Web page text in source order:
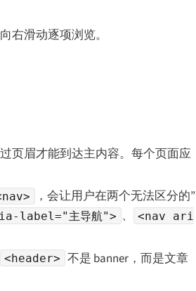
右滑动逐项浏览。
页眉才能到达主内容。每个页面应
，会让用户在两个无法区分的”
label="主导航"> 、
<nav ari
<header> 不是 banner，而是文章